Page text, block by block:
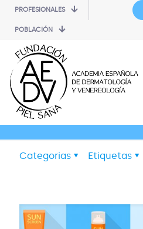
PROFESIONALES
POBLACIÓN
Categorias Etiquetas